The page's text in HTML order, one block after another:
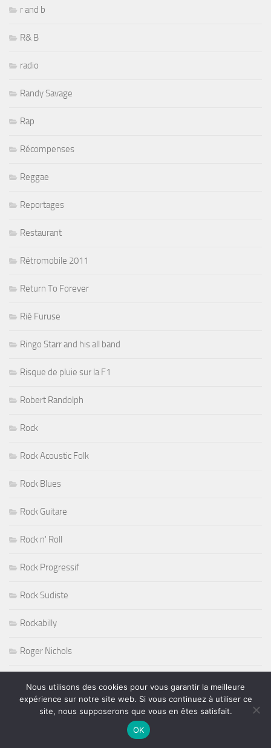
r and b
R& B
radio
Randy Savage
Rap
Récompenses
Reggae
Reportages
Restaurant
Rétromobile 2011
Return To Forever
Rié Furuse
Ringo Starr and his all band
Risque de pluie sur la F1
Robert Randolph
Rock
Rock Acoustic Folk
Rock Blues
Rock Guitare
Rock n' Roll
Rock Progressif
Rock Sudiste
Rockabilly
Roger Nichols
RUGBY
Nous utilisons des cookies pour vous garantir la meilleure
expérience sur notre site web. Si vous continuez à utiliser ce
site, nous supposerons que vous en êtes satisfait.
OK